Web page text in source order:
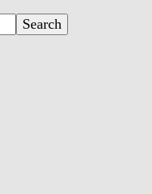
Search